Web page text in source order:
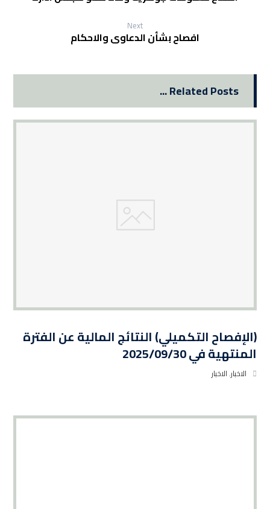
Next
افصاح بشأن الدعاوى والاحكام
Related Posts ...
(الإفصاح التكميلي) النتائج المالية عن الفترة
المنتهية في 2025/09/30
الاخبار,الاخبار